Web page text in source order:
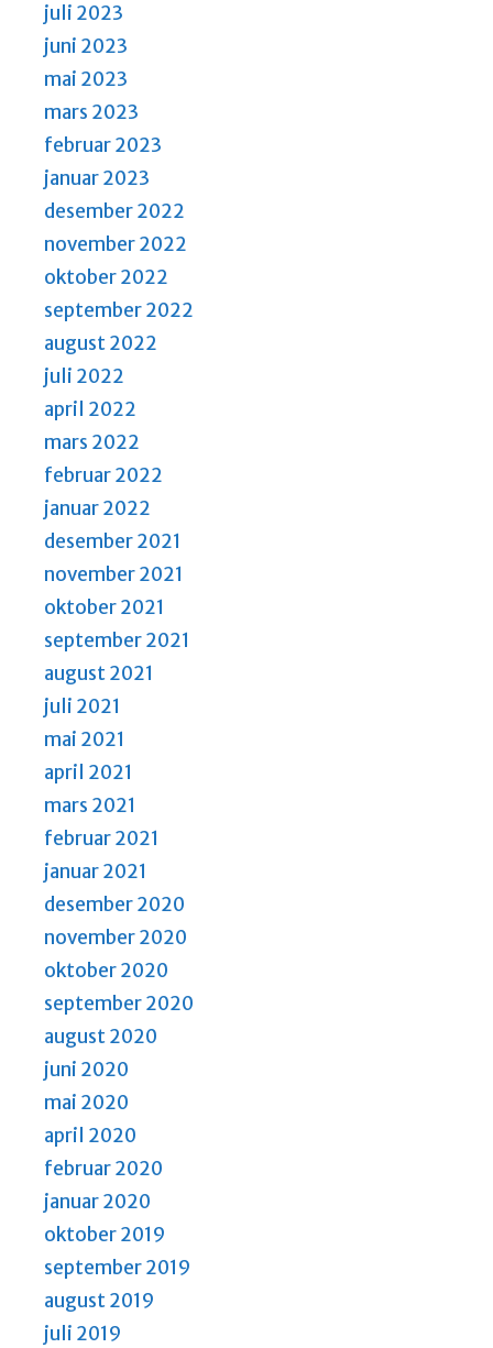
juli 2023
juni 2023
mai 2023
mars 2023
februar 2023
januar 2023
desember 2022
november 2022
oktober 2022
september 2022
august 2022
juli 2022
april 2022
mars 2022
februar 2022
januar 2022
desember 2021
november 2021
oktober 2021
september 2021
august 2021
juli 2021
mai 2021
april 2021
mars 2021
februar 2021
januar 2021
desember 2020
november 2020
oktober 2020
september 2020
august 2020
juni 2020
mai 2020
april 2020
februar 2020
januar 2020
oktober 2019
september 2019
august 2019
juli 2019